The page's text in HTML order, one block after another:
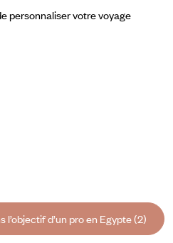
personnaliser votre voyage
l’objectif d’un pro en Egypte (2)